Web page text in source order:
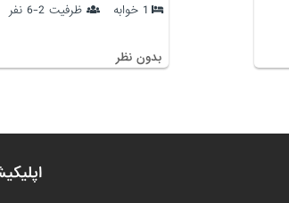
1 خوابه ظرفیت 2-6 نفر
بدون نظر